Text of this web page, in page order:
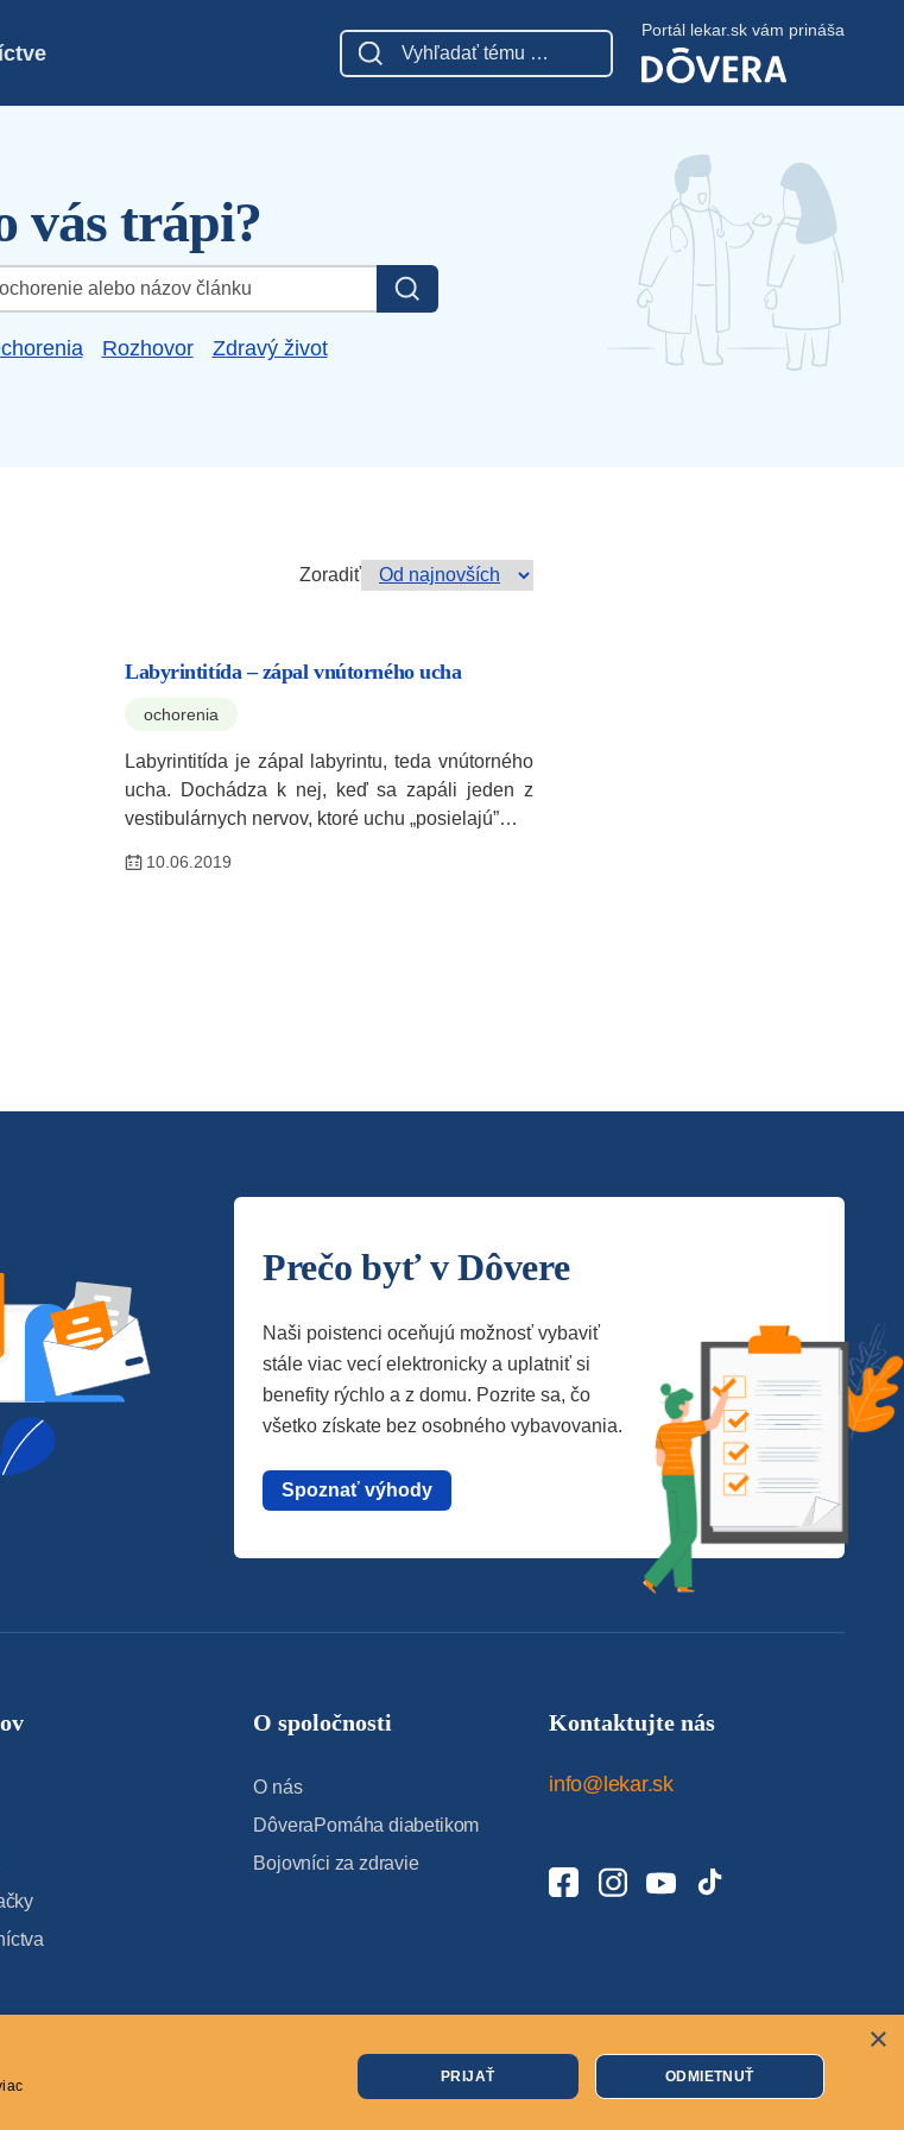
Portál lekar.sk vám prináša
vás trápi?
Rozhovor Zdravý život
Zoradiť
Labyrintitída – zápal vnútorného ucha
ochorenia
Labyrintitída je zápal labyrintu, teda vnútorného
ucha. Dochádza k nej, keď sa zapáli jeden z
vestibulárnych nervov, ktoré uchu „posielajú”…
10.06.2019
Prečo byť v Dôvere
Naši poistenci oceňujú možnosť vybaviť
stále viac vecí elektronicky a uplatniť si
benefity rýchlo a z domu. Pozrite sa, čo
všetko získate bez osobného vybavovania.
Spoznať výhody
O spoločnosti
O nás
DôveraPomáha diabetikom
Bojovníci za zdravie
Kontaktujte nás
info@lekar.sk
Cookies
×
PRIJAŤ ODMIETNUŤ